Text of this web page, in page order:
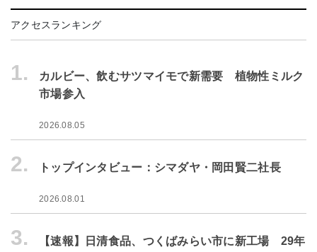
アクセスランキング
1.
カルビー、飲むサツマイモで新需要 植物性ミルク
市場参入
2026.08.05
2. トップインタビュー：シマダヤ・岡田賢二社長
2026.08.01
3.
【速報】日清食品、つくばみらい市に新工場 29年